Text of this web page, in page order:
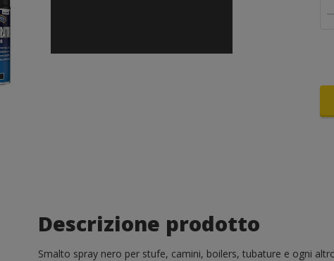
Descrizione prodotto
Smalto spray nero per stufe, camini, boilers, tubature e ogni